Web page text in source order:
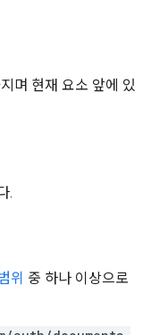
며 현재 요소 앞에 있
.
위 중 하나 이상으로